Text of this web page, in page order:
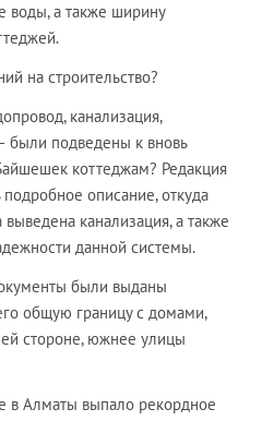
воды, а также ширину
на строительство?
канализация,
были подведены к вновь
коттеджам? Редакция
описание, откуда
канализация, а также
данной системы.
были выданы
общую границу с домами,
стороне, южнее улицы
в Алматы выпало рекордное